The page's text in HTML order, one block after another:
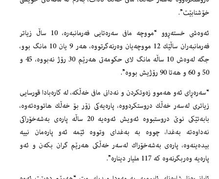
خۆشنابێت”.
ئه‌وه‌شى خسته‌ڕوو “مووچه‌ مافى سه‌ره‌تایی فه‌رمانبه‌ره‌، 10 ساڵ زیاتر
فه‌رمانبه‌ران ساڵێك 12 مووچه‌یان وه‌رنه‌گرتووه‌، هه‌ر 9 یان 10 مانگ بوو،
جگه‌ له‌وه‌ش 10 ساڵه‌ مانگ لاى حكومه‌تى هه‌رێم 30 رۆژ نه‌بووه‌، 45 و
50 و 60 و هه‌تا 90 رۆژیش بووه‌”.
“سه‌ره‌ڕاى ئه‌و هه‌موو زه‌وتكردن و نه‌دانى مافى خه‌ڵكه‌، له‌ كاره‌بادا قورسایی
زیاترى له‌سه‌ر خه‌ڵك دروستكردووه‌، پاره‌یه‌كى زۆر بۆ خه‌ڵك هاتووه‌ته‌وه‌،
بابه‌تێكى نوێ دروستبووه‌ ئه‌ویش ئه‌وه‌یه‌ 20 ساڵه‌ پاره‌ى به‌شه‌خۆراكى
نه‌داوه‌ته‌ به‌غدا، چووه‌ به‌ به‌غداى وتووه‌ ئێمه‌ ئه‌و پاره‌مان نییه‌
بیده‌ینه‌وه‌، پاره‌ى به‌شه‌خۆراك له‌سه‌ر خه‌ڵكى هه‌رێم گران بكه‌ن و ئه‌و
پاره‌یه‌ وه‌ربگرنه‌وه‌ كه‌ 117 ملیار دیناره‌”.